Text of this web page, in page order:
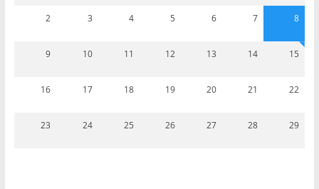
2 3 4 5 6 7 8
9 10 11 12 13 14 15
16 17 18 19 20 21 22
23 24 25 26 27 28 29